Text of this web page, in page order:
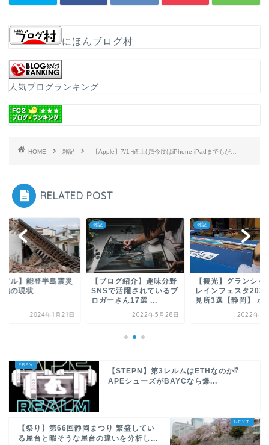
にほんブログ村
人気ブログランキング
HOME 雑記 【Apple】7/1~値上げ⁉今度はiPhone iPadまでもが…
RELATED POST
アル】能登半島震災
地の現状
2024年1月21日
雑記
【ブログ紹介】趣味分野
SNSで活躍されているブ
ロガーさん17選 ...
2022年5月28日
雑記
【観光】グランシッ
レインフェスタ
見所3選【静岡】 ホ
2022年5
【STEPN】第3レルムはETHなのか⁉
APEシューズがBAYCなら爆...
【祭り】第66回静岡まつり 繁盛してい
る屋台と暇そうな屋台の違いを分析し...